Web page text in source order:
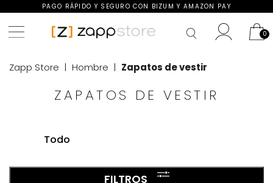
PAGO RÁPIDO Y SEGURO CON BIZUM Y AMAZON PAY
Zapp Store Hombre Zapatos de vestir
ZAPATOS DE VESTIR
Todo
FILTROS